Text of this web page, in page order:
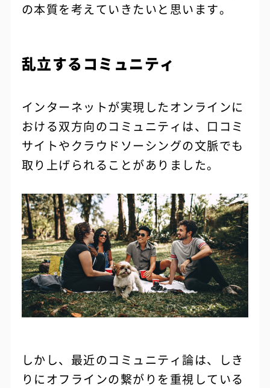
の本質を考えていきたいと思います。
乱立するコミュニティ
インターネットが実現したオンラインに
おける双方向のコミュニティは、口コミ
サイトやクラウドソーシングの文脈でも
取り上げられることがありました。
しかし、最近のコミュニティ論は、しき
りにオフラインの繋がりを重視している